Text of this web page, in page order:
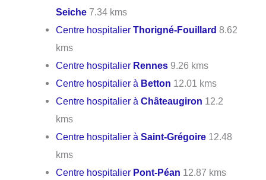
Seiche 7.34 kms
Centre hospitalierThorigné-Fouillard 8.62
kms
Centre hospitalier Rennes 9.26 kms
Centre hospitalier à Betton 12.01 kms
Centre hospitalier àChâteaugiron 12.2
kms
Centre hospitalier àSaint-Grégoire 12.48
kms
Centre hospitalier Pont-Péan 12.87 kms